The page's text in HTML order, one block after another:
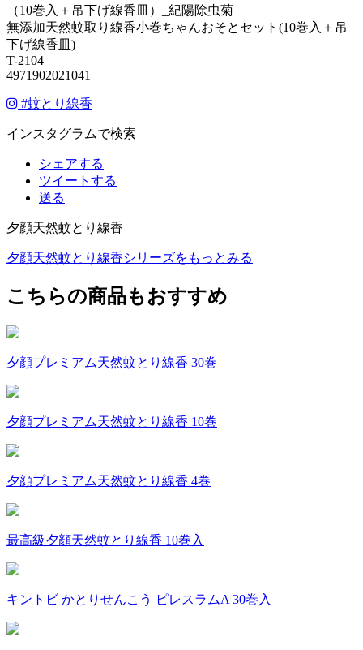
無添加天然蚊取り線香小巻ちゃんおそとセット(10巻入＋吊
下げ線香皿)
T-2104
4971902021041
#蚊とり線香
インスタグラムで検索
シェアする
ツイートする
送る
夕顔天然蚊とり線香
夕顔天然蚊とり線香シリーズをもっとみる
こちらの商品もおすすめ
夕顔プレミアム天然蚊とり線香 30巻
夕顔プレミアム天然蚊とり線香 10巻
夕顔プレミアム天然蚊とり線香 4巻
最高級夕顔天然蚊とり線香 10巻入
キントビ かとりせんこう ピレスラムA 30巻入